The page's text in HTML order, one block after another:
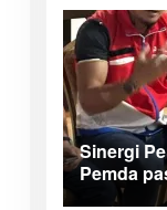
Sinergi
Pemda
Teluk